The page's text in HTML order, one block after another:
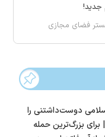
جدید!
فضای مجازی
دوست‌داشتنی را
بزرگ‌ترین حمله